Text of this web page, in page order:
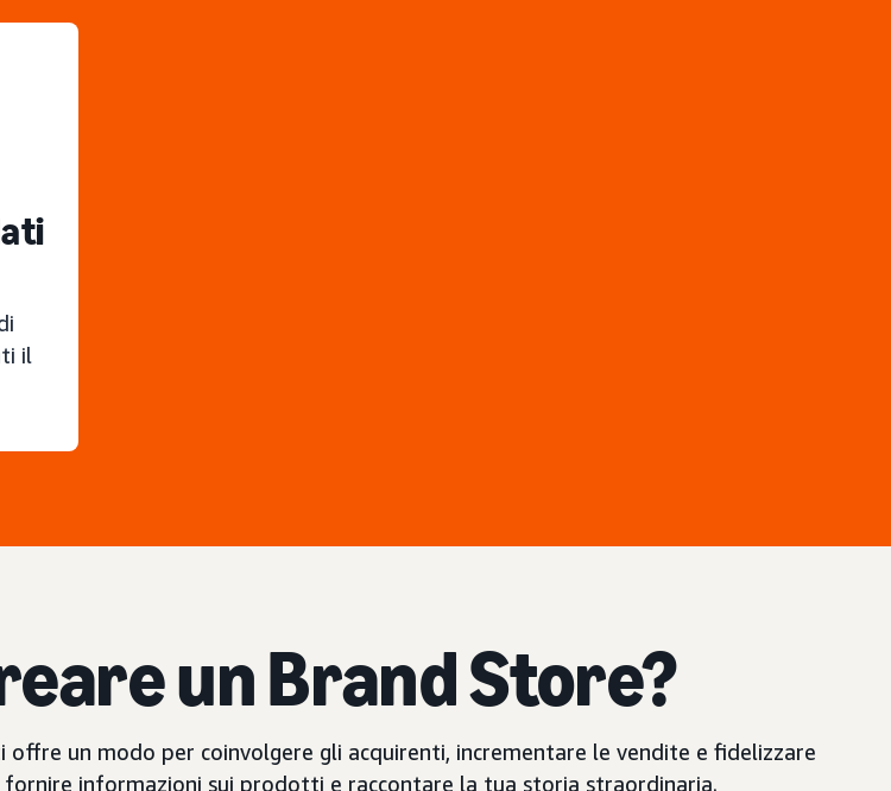
il
un Brand Store?
un modo per coinvolgere gli acquirenti, incrementare le vendite e fidelizzare
informazioni sui prodotti e raccontare la tua storia straordinaria.